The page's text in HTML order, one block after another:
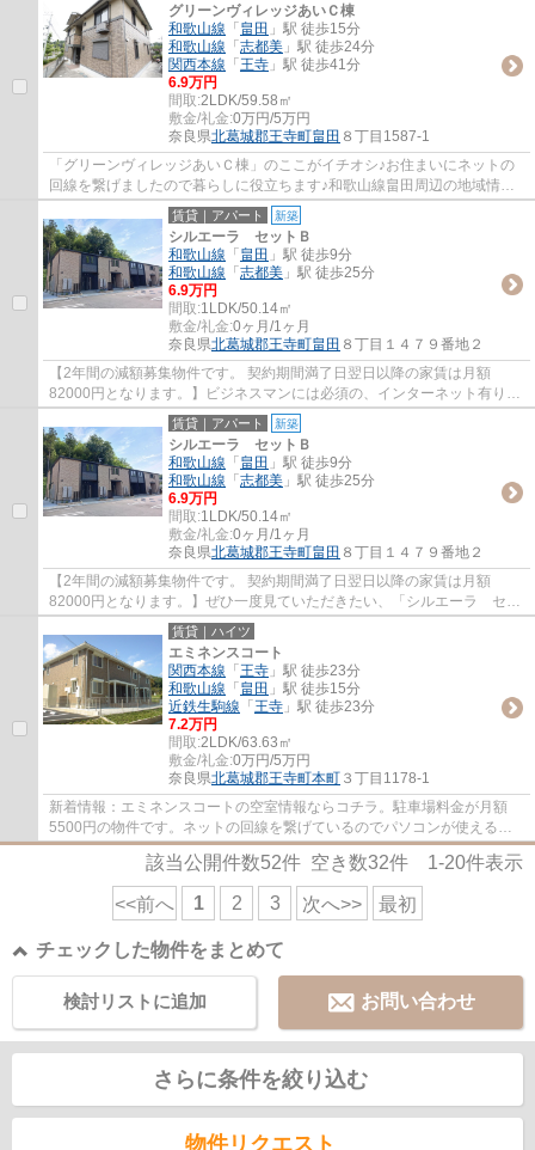
グリーンヴィレッジあいＣ棟
和歌山線 「 畠田 」駅 徒歩15分
和歌山線 「 志都美 」駅 徒歩24分
関西本線 「 王寺 」駅 徒歩41分
6.9万円
間取:2LDK/59.58㎡
敷金/礼金:0万円/5万円
奈良県北葛城郡王寺町畠田 ８丁目1587-1
「グリーンヴィレッジあいＣ棟」のここがイチオシ♪お住まいにネットの
回線を繋げましたので暮らしに役立ちます♪和歌山線畠田周辺の地域情報
をお求めならお任せください！地元密着の当...
賃貸｜アパート 新築
シルエーラ セットＢ
和歌山線 「 畠田 」駅 徒歩9分
和歌山線 「 志都美 」駅 徒歩25分
6.9万円
間取:1LDK/50.14㎡
敷金/礼金:0ヶ月/1ヶ月
奈良県北葛城郡王寺町畠田 ８丁目１４７９番地２
【2年間の減額募集物件です。 契約期間満了日翌日以降の家賃は月額
82000円となります。】ビジネスマンには必須の、インターネット有り物
件です。ペットと一緒に住むことができるか事前...
賃貸｜アパート 新築
シルエーラ セットＢ
和歌山線 「 畠田 」駅 徒歩9分
和歌山線 「 志都美 」駅 徒歩25分
6.9万円
間取:1LDK/50.14㎡
敷金/礼金:0ヶ月/1ヶ月
奈良県北葛城郡王寺町畠田 ８丁目１４７９番地２
【2年間の減額募集物件です。 契約期間満了日翌日以降の家賃は月額
82000円となります。】ぜひ一度見ていただきたい、「シルエーラ セッ
トＢ」です。暮らし快適物件、ネット回線有り、...
賃貸｜ハイツ
エミネンスコート
関西本線 「 王寺 」駅 徒歩23分
和歌山線 「 畠田 」駅 徒歩15分
近鉄生駒線 「 王寺 」駅 徒歩23分
7.2万円
間取:2LDK/63.63㎡
敷金/礼金:0万円/5万円
奈良県北葛城郡王寺町本町 ３丁目1178-1
新着情報：エミネンスコートの空室情報ならコチラ。駐車場料金が月額
5500円の物件です。ネットの回線を繋げているのでパソコンが使える生
活。利便性の高い暮らしをするなら北葛城郡王...
該当公開件数52件 空き数32件 1-20件表示
<<前へ 1 2 3 次へ>> 最初
チェックした物件をまとめて
お問い合わせ
検討リストに追加
さらに条件を絞り込む
物件リクエスト